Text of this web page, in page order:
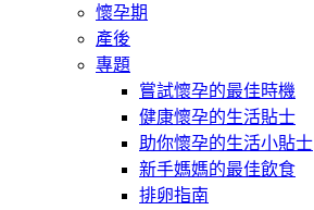
懷孕期
產後
專題
嘗試懷孕的最佳時機
健康懷孕的生活貼士
助你懷孕的生活小貼士
新手媽媽的最佳飲食
排卵指南